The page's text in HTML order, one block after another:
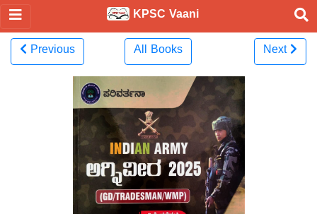
KPSC Vaani
Previous All Books Next